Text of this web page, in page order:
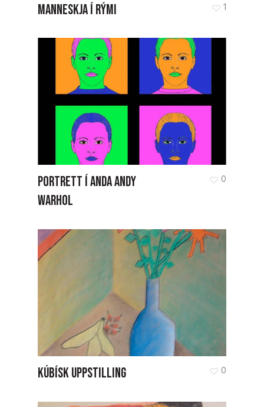
MANNESKJA Í RÝMI 1
PORTRETT Í ANDA ANDY
WARHOL
0
KÚBÍSK UPPSTILLING 0